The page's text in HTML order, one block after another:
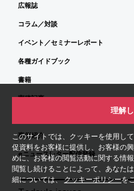
このサイトでは、クッキーを使用し
促資料をお客様に提供し、お客様の
めに、お客様の閲覧活動に関する情
閲覧し続けることによって、あなた
細については、クッキーポリシーを
理解
広報誌
コラム／対談
イベント／セミナーレポート
各種ガイドブック
書籍
寄稿記事
事例紹介
eニュースレター配信登録